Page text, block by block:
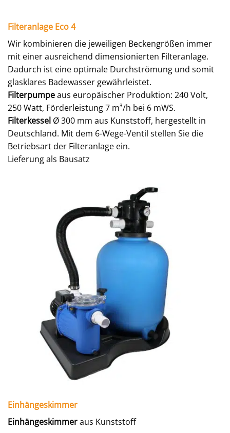
Filteranlage Eco 4
Wir kombinieren die jeweiligen Beckengrößen immer
mit einer ausreichend dimensionierten Filteranlage.
Dadurch ist eine optimale Durchströmung und somit
glasklares Badewasser gewährleistet.
Filterpumpeaus europäischer Produktion: 240 Volt,
250 Watt, Förderleistung 7 m³/h bei 6 mWS.
Filterkessel Ø 300 mm aus Kunststoff, hergestellt in
Deutschland. Mit dem 6-Wege-Ventil stellen Sie die
Betriebsart der Filteranlage ein.
Lieferung als Bausatz
Einhängeskimmer
Einhängeskimmeraus Kunststoff